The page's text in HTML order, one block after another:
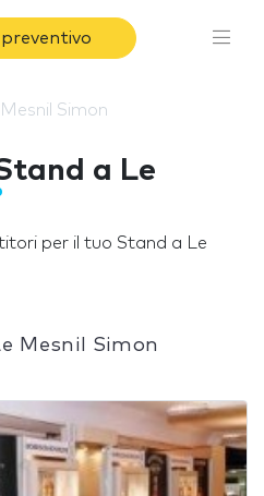
Mesnil Simon
a Le
per il tuo Stand a Le
Mesnil Simon